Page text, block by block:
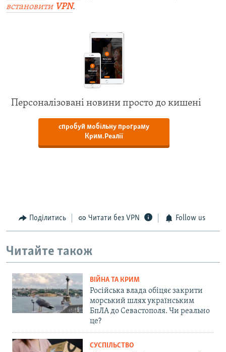
встановити VPN.
Персоналізовані новини просто до кишені
спробуй мобільну програму
Крим.Реалії
Поділитись Читати без VPN Follow us
Читайте також
ВІЙНА ТА КРИМ
Російська влада обіцяє закрити
морський шлях українським
БпЛА до Севастополя. Чи реально
це?
СУСПІЛЬСТВО